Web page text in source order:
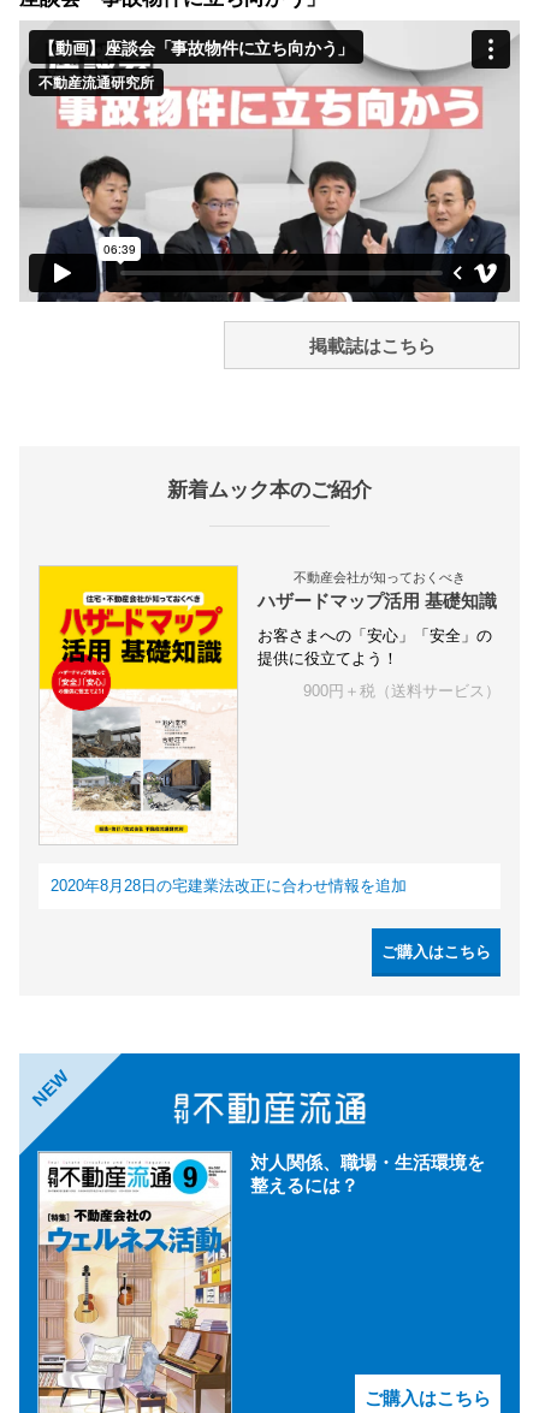
掲載誌はこちら
新着ムック本のご紹介
不動産会社が知っておくべき
ハザードマップ活用 基礎知識
お客さまへの「安心」「安全」の
提供に役立てよう！
900円＋税（送料サービス）
2020年8月28日の宅建業法改正に合わせ情報を追加
ご購入はこちら
NEW
対人関係、職場・生活環境を
整えるには？
ご購入はこちら